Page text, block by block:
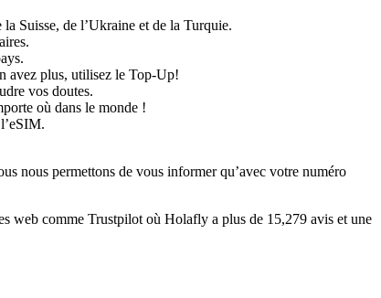
Suisse, de l’Ukraine et de la Turquie.
avez plus, utilisez le Top-Up!
vos doutes.
où dans le monde !
nous permettons de vous informer qu’avec votre numéro
web comme Trustpilot où Holafly a plus de 15,279 avis et une